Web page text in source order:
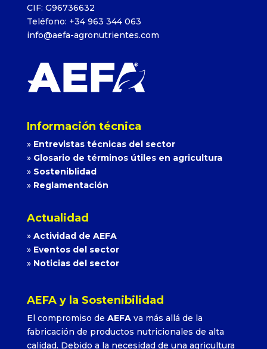
CIF: G96736632
Teléfono: +34 963 344 063
info@aefa-agronutrientes.com
Información técnica
» Entrevistas técnicas del sector
» Glosario de términos útiles en agricultura
» Sosteniblidad
» Reglamentación
Actualidad
» Actividad de AEFA
» Eventos del sector
» Noticias del sector
AEFA y la Sostenibilidad
El compromiso de AEFAva más allá de la
fabricación de productos nutricionales de alta
calidad. Debido a la necesidad de una agricultura